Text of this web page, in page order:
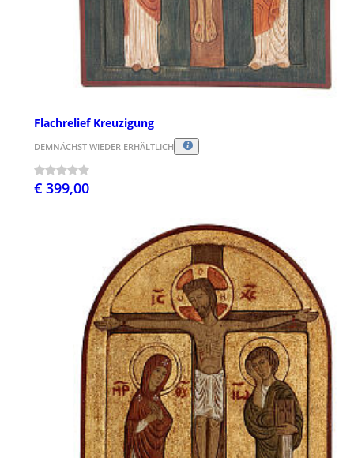
Flachrelief Kreuzigung
DEMNÄCHST WIEDER ERHÄLTLICH
€ 399,00